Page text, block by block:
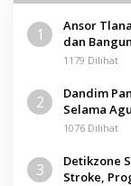
1
Ansor
dan
1179 Dilihat
2
Dandim
Selama
1076 Dilihat
3
Detikzone
Stroke,